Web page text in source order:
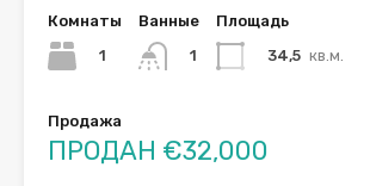
Комнаты
1
Ванные
1
Площадь
34,5 кв.м.
Продажа
ПРОДАН €32,000